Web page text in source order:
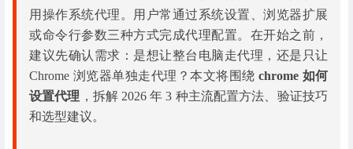
用操作系统代理。用户常通过系统设置、浏览器扩展
或命令行参数三种方式完成代理配置。在开始之前，
建议先确认需求：是想让整台电脑走代理，还是只让
Chrome 浏览器单独走代理？本文将围绕 chrome 如何
设置代理 ，拆解 2026 年 3 种主流配置方法、验证技巧
和选型建议。